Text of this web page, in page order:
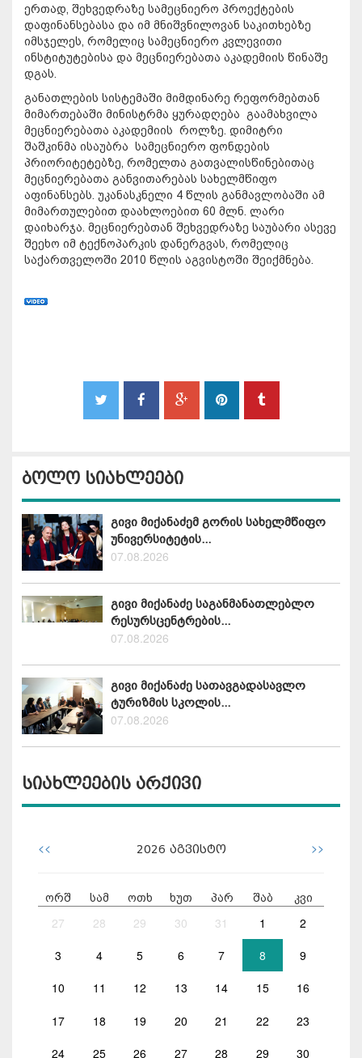
ერთად, შეხვედრაზე სამეცნიერო პროექტების
დაფინანსებასა და იმ მნიშვნილოვან საკითხებზე
იმსჯელეს, რომელიც სამეცნიერო კვლევითი
ინსტიტუტებისა და მეცნიერებათა აკადემიის წინაშე
დგას.
განათლების სისტემაში მიმდინარე რეფორმებთან
მიმართებაში მინისტრმა ყურადღება გაამახვილა
მეცნიერებათა აკადემიის როლზე. დიმიტრი
შაშკინმა ისაუბრა სამეცნიერო ფონდების
პრიორიტეტებზე, რომელთა გათვალისწინებითაც
მეცნიერებათა განვითარებას სახელმწიფო
აფინანსებს. უკანასკნელი 4 წლის განმავლობაში ამ
მიმართულებით დაახლოებით 60 მლნ. ლარი
დაიხარჯა. მეცნიერებთან შეხვედრაზე საუბარი ასევე
შეეხო იმ ტექნოპარკის დანერგვას, რომელიც
საქართველოში 2010 წლის აგვისტოში შეიქმნება.
ბოლო სიახლეები
გივი მიქანაძემ გორის სახელმწიფო
უნივერსიტეტის...
07.08.2026
გივი მიქანაძე საგანმანათლებლო
რესურსცენტრების...
07.08.2026
გივი მიქანაძე სათავგადასავლო
ტურიზმის სკოლის...
07.08.2026
სიახლეების არქივი
<< 2026 აგვისტო >>
ორშ სამ ოთხ ხუთ პარ შაბ კვი
27 28 29 30 31 1 2
3 4 5 6 7 8 9
10 11 12 13 14 15 16
17 18 19 20 21 22 23
24 25 26 27 28 29 30